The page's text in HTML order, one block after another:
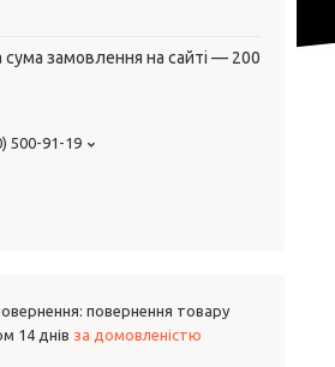
сума замовлення на сайті — 200
500-91-19
повернення товару
14 днів за домовленістю